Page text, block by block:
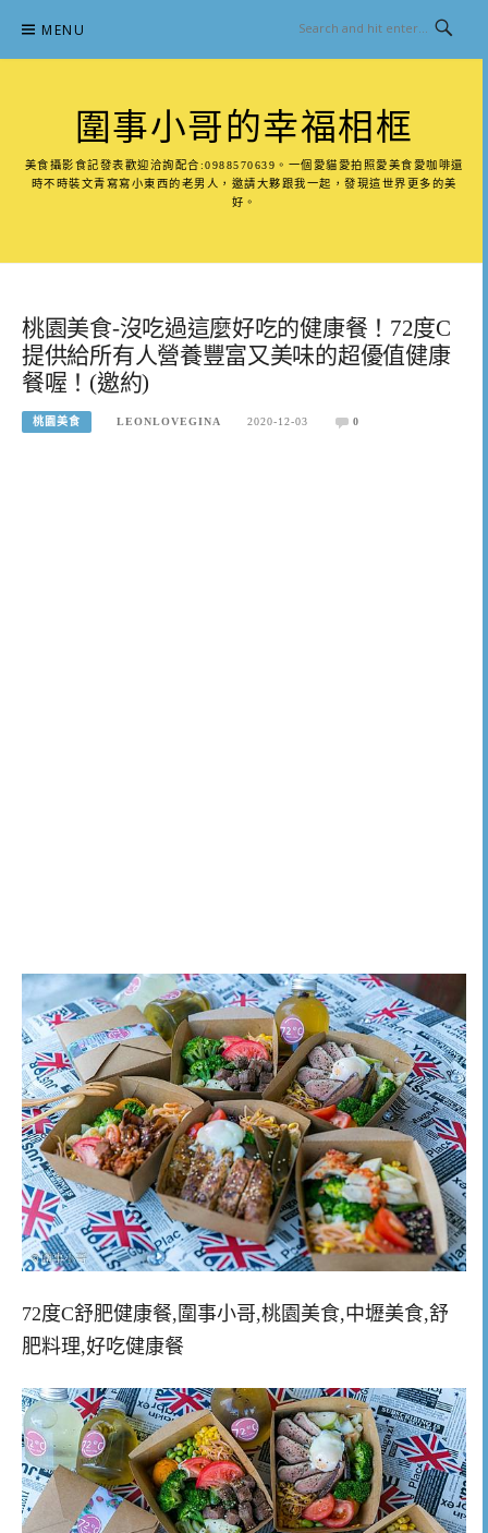
content
MENU
圍事小哥的幸福相框
美食攝影食記發表歡迎洽詢配合:0988570639。一個愛貓愛拍照愛美食愛咖啡還
時不時裝文青寫寫小東西的老男人，邀請大夥跟我一起，發現這世界更多的美
好。
桃園美食-沒吃過這麼好吃的健康餐！72度C
提供給所有人營養豐富又美味的超優值健康
餐喔！(邀約)
桃園美食 LEONLOVEGINA 2020-12-03 0
72度C舒肥健康餐,圍事小哥,桃園美食,中壢美食,舒
肥料理,好吃健康餐